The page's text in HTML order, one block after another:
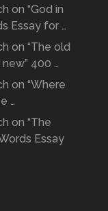
on “God in
Essay for …
on “The old
400 …
on “Where
…
on “The
Essay